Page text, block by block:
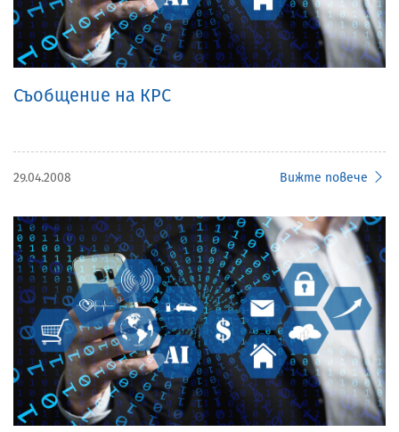
Съобщение на КРС
29.04.2008 Вижте повече